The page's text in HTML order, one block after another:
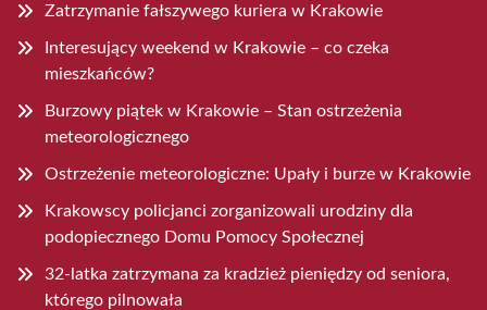
Zatrzymanie fałszywego kuriera w Krakowie
Interesujący weekend w Krakowie – co czeka
mieszkańców?
Burzowy piątek w Krakowie – Stan ostrzeżenia
meteorologicznego
Ostrzeżenie meteorologiczne: Upały i burze w Krakowie
Krakowscy policjanci zorganizowali urodziny dla
podopiecznego Domu Pomocy Społecznej
32-latka zatrzymana za kradzież pieniędzy od seniora,
którego pilnowała